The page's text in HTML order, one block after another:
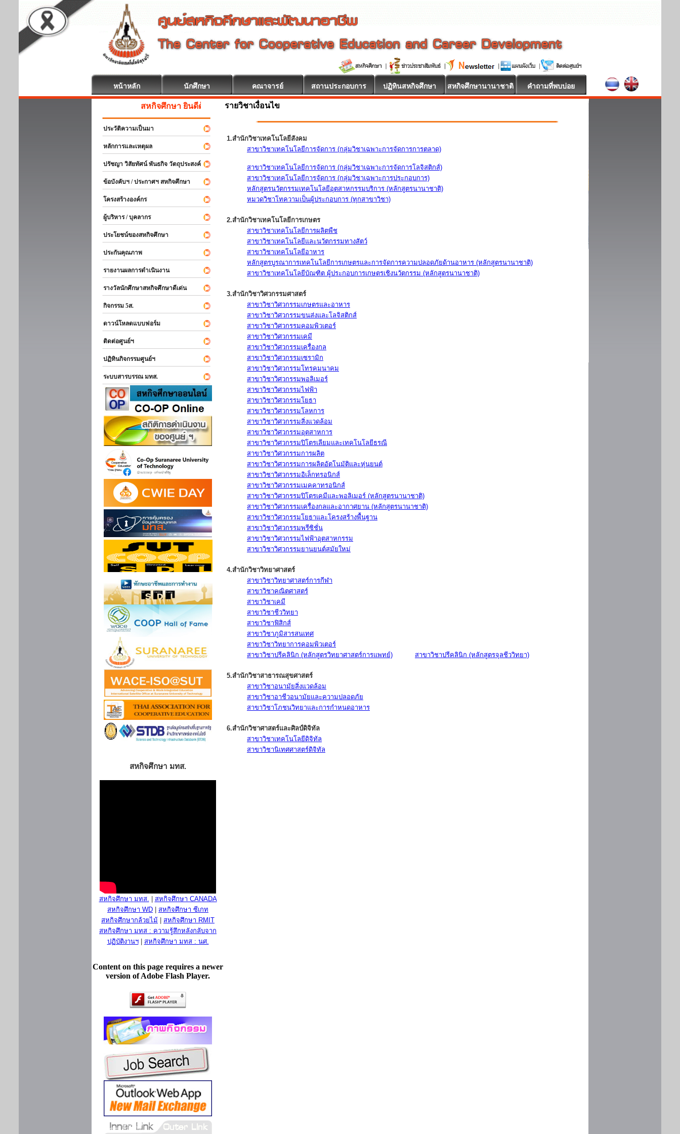
หน้าหลัก นักศึกษา คณาจารย์ สถานประกอบการ ปฏิทินสหกิจศึกษา สหกิจศึกษานานาชาติ คำถามที่พบบ่อย
สหกิจศึกษา ยินดีต้อนรับ
ประวัติความเป็นมา
หลักการและเหตุผล
ปรัชญา วิสัยทัศน์ พันธกิจ วัตถุประสงค์
ข้อบังคับฯ / ประกาศฯ สหกิจศึกษา
โครงสร้างองค์กร
ผู้บริหาร / บุคลากร
ประโยชน์ของสหกิจศึกษา
ประกันคุณภาพ
รายงานผลการดำเนินงาน
รางวัลนักศึกษาสหกิจศึกษาดีเด่น
กิจกรรม 5ส.
ดาวน์โหลดแบบฟอร์ม
ติดต่อศูนย์ฯ
ปฏิทินกิจกรรมศูนย์ฯ
ระบบสารบรรณ มทส.
สหกิจศึกษา มทส.
สหกิจศึกษา มทส.
สหกิจศึกษา CANADA
สหกิจศึกษา WD
สหกิจศึกษา ซีเกท
สหกิจศึกษากล้วยไม้
สหกิจศึกษา RMIT
สหกิจศึกษา มทส : ความรู้สึกหลังกลับจาก
ปฏิบัติงานฯ| สหกิจศึกษา มทส : นศ.
Content on this page requires a newer
version of Adobe Flash Player.
รายวิชาเงื่อนไข
1.สำนักวิชาเทคโนโลยีสังคม
สาขาวิชาเทคโนโลยีการจัดการ (กลุ่มวิชาเฉพาะการจัดการการตลาด)
สาขาวิชาเทคโนโลยีการจัดการ (กลุ่มวิชาเฉพาะการจัดการโลจิสติกส์)
สาขาวิชาเทคโนโลยีการจัดการ (กลุ่มวิชาเฉพาะการประกอบการ)
หลักสูตรนวัตกรรมเทคโนโลยีอุตสาหกรรมบริการ (หลักสูตรนานาชาติ)
หมวดวิชาโทความเป็นผู้ประกอบการ (ทุกสาขาวิชา)
2.สำนักวิชาเทคโนโลยีการเกษตร
สาขาวิชาเทคโนโลยีการผลิตพืช
สาขาวิชาเทคโนโลยีและนวัตกรรมทางสัตว์
สาขาวิชาเทคโนโลยีอาหาร
หลักสูตรบูรณาการเทคโนโลยีการเกษตรและการจัดการความปลอดภัยด้านอาหาร (หลักสูตรนานาชาติ)
สาขาวิชาเทคโนโลยีบัณฑิต ผู้ประกอบการเกษตรเชิงนวัตกรรม (หลักสูตรนานาชาติ)
3.สำนักวิชาวิศวกรรมศาสตร์
สาขาวิชาวิศวกรรมเกษตรและอาหาร
สาขาวิชาวิศวกรรมขนส่งและโลจิสติกส์
สาขาวิชาวิศวกรรมคอมพิวเตอร์
สาขาวิชาวิศวกรรมเคมี
สาขาวิชาวิศวกรรมเครื่องกล
สาขาวิชาวิศวกรรมเซรามิก
สาขาวิชาวิศวกรรมโทรคมนาคม
สาขาวิชาวิศวกรรมพอลิเมอร์
สาขาวิชาวิศวกรรมไฟฟ้า
สาขาวิชาวิศวกรรมโยธา
สาขาวิชาวิศวกรรมโลหการ
สาขาวิชาวิศวกรรมสิ่งแวดล้อม
สาขาวิชาวิศวกรรมอุตสาหการ
สาขาวิชาวิศวกรรมปิโตรเลียมและเทคโนโลยีธรณี
สาขาวิชาวิศวกรรมการผลิต
สาขาวิชาวิศวกรรมการผลิตอัตโนมัติและหุ่นยนต์
สาขาวิชาวิศวกรรมอิเล็กทรอนิกส์
สาขาวิชาวิศวกรรมเมคคาทรอนิกส์
สาขาวิชาวิศวกรรมปิโตรเคมีและพอลิเมอร์ (หลักสูตรนานาชาติ)
สาขาวิชาวิศวกรรมเครื่องกลและอากาศยาน (หลักสูตรนานาชาติ)
สาขาวิชาวิศวกรรมโยธาและโครงสร้างพื้นฐาน
สาขาวิชาวิศวกรรมพรีซิชั่น
สาขาวิชาวิศวกรรมไฟฟ้าอุตสาหกรรม
สาขาวิชาวิศวกรรมยานยนต์สมัยใหม่
4.สำนักวิชาวิทยาศาสตร์
สาขาวิชาวิทยาศาสตร์การกีฬา
สาขาวิชาคณิตศาสตร์
สาขาวิชาเคมี
สาขาวิชาชีววิทยา
สาขาวิชาฟิสิกส์
สาขาวิชาภูมิสารสนเทศ
สาขาวิชาวิทยาการคอมพิวเตอร์
สาขาวิชาปรีคลินิก (หลักสูตรวิทยาศาสตร์การแพทย์)
สาขาวิชาปรีคลินิก (หลักสูตรจุลชีววิทยา)
5.สำนักวิชาสาธารณสุขศาสตร์
สาขาวิชาอนามัยสิ่งแวดล้อม
สาขาวิชาอาชีวอนามัยและความปลอดภัย
สาขาวิชาโภชนวิทยาและการกำหนดอาหาร
6.สำนักวิชาศาสตร์และศิลป์ดิจิทัล
สาขาวิชาเทคโนโลยีดิจิทัล
สาขาวิชานิเทศศาสตร์ดิจิทัล